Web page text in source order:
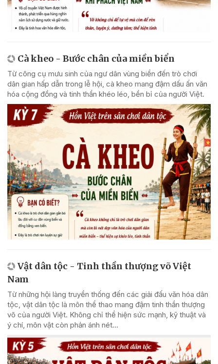
Cà kheo - Bước chân của miền biển
Từ công cụ mưu sinh của ngư dân vùng biển đến trò chơi
dân gian hấp dẫn trong lễ hội, cà kheo mang đậm dấu ấn văn
hóa cộng đồng và tinh thần khéo léo, bền bỉ của người Việt.
Vật dân tộc - Tinh thần thượng võ Việt
Nam
Từ những hội làng truyền thống đến các giải đấu văn hóa dân
tộc, vật dân tộc là môn thể thao mang đậm tinh thần thượng
võ của người Việt. Không chỉ thể hiện sức mạnh, kỹ thuật và
ý chí, môn vật còn phản ánh nét...